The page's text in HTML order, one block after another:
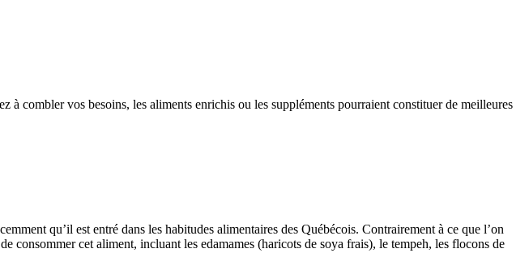
combler vos besoins, les aliments enrichis ou les suppléments pourraient constituer de meilleures
qu’il est entré dans les habitudes alimentaires des Québécois. Contrairement à ce que l’on
consommer cet aliment, incluant les edamames (haricots de soya frais), le tempeh, les flocons de